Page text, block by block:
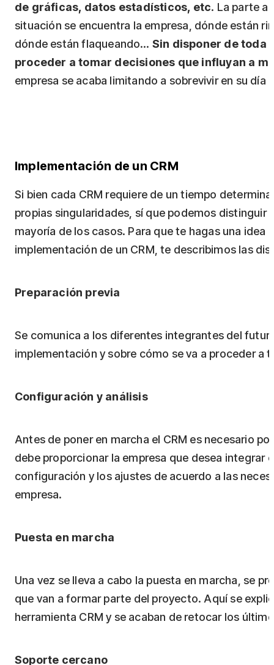
de gráficas, datos estadísticos, etc. La parte
situación se encuentra la empresa, dónde están
dónde están flaqueando… Sin disponer de toda
proceder a tomar decisiones que influyan a
empresa se acaba limitando a sobrevivir en su día
Implementación de un CRM
Si bien cada CRM requiere de un tiempo
propias singularidades, sí que podemos distinguir
mayoría de los casos. Para que te hagas una idea
implementación de un CRM, te describimos las
Preparación previa
Se comunica a los diferentes integrantes del
implementación y sobre cómo se va a proceder a
Configuración y análisis
Antes de poner en marcha el CRM es necesario
debe proporcionar la empresa que desea integrar
configuración y los ajustes de acuerdo a las
empresa.
Puesta en marcha
Una vez se lleva a cabo la puesta en marcha, se
que van a formar parte del proyecto. Aquí se
herramienta CRM y se acaban de retocar los
Soporte cercano